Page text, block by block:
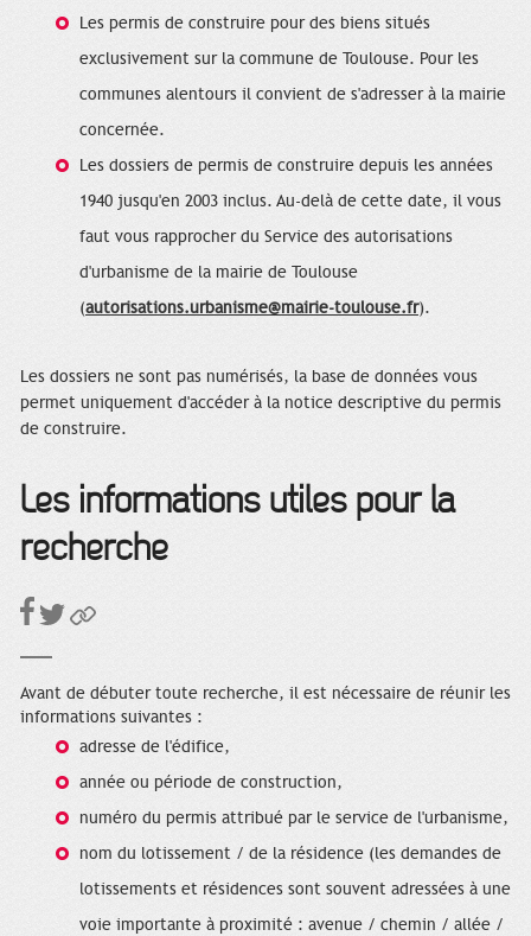
Les permis de construire pour des biens situés
exclusivement sur la commune de Toulouse. Pour les
communes alentours il convient de s'adresser à la mairie
concernée.
Les dossiers de permis de construire depuis les années
1940 jusqu'en 2003 inclus. Au-delà de cette date, il vous
faut vous rapprocher du Service des autorisations
d'urbanisme de la mairie de Toulouse
(autorisations.urbanisme@mairie-toulouse.fr).
Les dossiers ne sont pas numérisés, la base de données vous
permet uniquement d'accéder à la notice descriptive du permis
de construire.
Les informations utiles pour la
recherche
Avant de débuter toute recherche, il est nécessaire de réunir les
informations suivantes :
adresse de l'édifice,
année ou période de construction,
numéro du permis attribué par le service de l'urbanisme,
nom du lotissement / de la résidence (les demandes de
lotissements et résidences sont souvent adressées à une
voie importante à proximité : avenue / chemin / allée /